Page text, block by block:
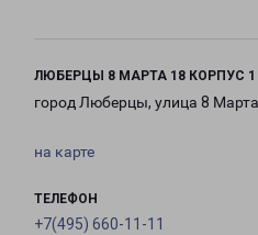
ЛЮБЕРЦЫ 8 МАРТА 18 КОРПУС 1
город Люберцы, улица 8
на карте
ТЕЛЕФОН
+7(495) 660-11-11